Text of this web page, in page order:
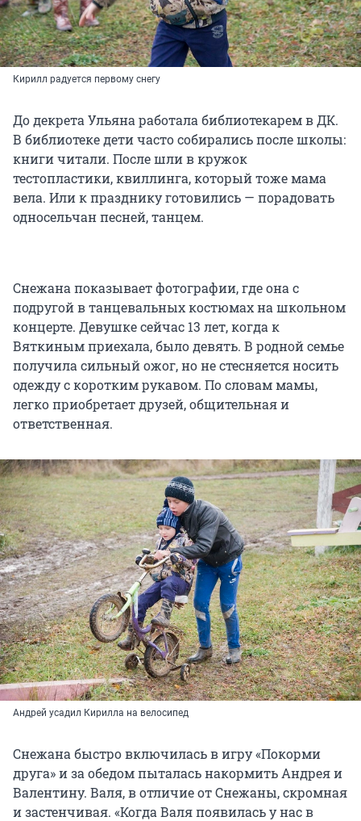
Кирилл радуется первому снегу
До декрета Ульяна работала библиотекарем в ДК.
В библиотеке дети часто собирались после школы:
книги читали. После шли в кружок
тестопластики, квиллинга, который тоже мама
вела. Или к празднику готовились — порадовать
односельчан песней, танцем.
Снежана показывает фотографии, где она с
подругой в танцевальных костюмах на школьном
концерте. Девушке сейчас 13 лет, когда к
Вяткиным приехала, было девять. В родной семье
получила сильный ожог, но не стесняется носить
одежду с коротким рукавом. По словам мамы,
легко приобретает друзей, общительная и
ответственная.
Андрей усадил Кирилла на велосипед
Снежана быстро включилась в игру «Покорми
друга» и за обедом пыталась накормить Андрея и
Валентину. Валя, в отличие от Снежаны, скромная
и застенчивая. «Когда Валя появилась у нас в